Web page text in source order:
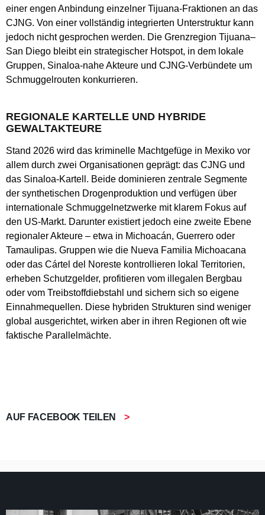
einer engen Anbindung einzelner Tijuana-Fraktionen an das
CJNG. Von einer vollständig integrierten Unterstruktur kann
jedoch nicht gesprochen werden. Die Grenzregion Tijuana–
San Diego bleibt ein strategischer Hotspot, in dem lokale
Gruppen, Sinaloa-nahe Akteure und CJNG-Verbündete um
Schmuggelrouten konkurrieren.
REGIONALE KARTELLE UND HYBRIDE
GEWALTAKTEURE
Stand 2026 wird das kriminelle Machtgefüge in Mexiko vor
allem durch zwei Organisationen geprägt: das CJNG und
das Sinaloa-Kartell. Beide dominieren zentrale Segmente
der synthetischen Drogenproduktion und verfügen über
internationale Schmuggelnetzwerke mit klarem Fokus auf
den US-Markt. Darunter existiert jedoch eine zweite Ebene
regionaler Akteure – etwa in Michoacán, Guerrero oder
Tamaulipas. Gruppen wie die Nueva Familia Michoacana
oder das Cártel del Noreste kontrollieren lokal Territorien,
erheben Schutzgelder, profitieren vom illegalen Bergbau
oder vom Treibstoffdiebstahl und sichern sich so eigene
Einnahmequellen. Diese hybriden Strukturen sind weniger
global ausgerichtet, wirken aber in ihren Regionen oft wie
faktische Parallelmächte.
AUF FACEBOOK TEILEN